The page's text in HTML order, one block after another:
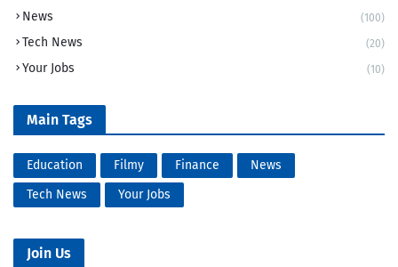
News (100)
Tech News (20)
Your Jobs (10)
Main Tags
Education Filmy Finance
News
Tech News
Your Jobs
Join Us